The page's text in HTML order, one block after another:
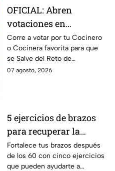
OFICIAL: Abren
votaciones en
MasterChef 24/7 para
que salves a un
Cocinero del Reto de
Eliminación de este
Corre a votar por tu Cocinero
o Cocinera favorita para que
se Salve del Reto de
Eliminación de MasterChef
07 agosto, 2026
5 ejercicios de brazos
para recuperar la
fuerza después de los
60
Fortalece tus brazos después
de los 60 con cinco ejercicios
que pueden ayudarte a